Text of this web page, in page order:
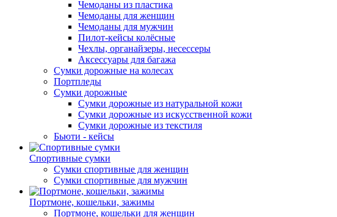
Чемоданы из пластика
Чемоданы для женщин
Чемоданы для мужчин
Пилот-кейсы колёсные
Чехлы, органайзеры, несессеры
Аксессуары для багажа
Сумки дорожные на колесах
Портпледы
Сумки дорожные
Сумки дорожные из натуральной кожи
Сумки дорожные из искусственной кожи
Сумки дорожные из текстиля
Бьюти - кейсы
Спортивные сумки
Сумки спортивные для женщин
Сумки спортивные для мужчин
Портмоне, кошельки, зажимы
Портмоне, кошельки для женщин